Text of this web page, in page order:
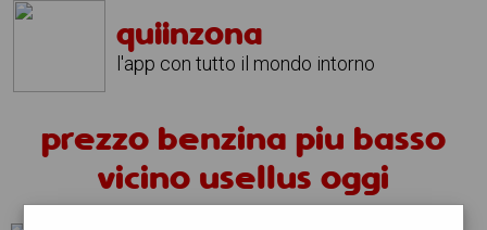
quiinzona
l'app con tutto il mondo intorno
prezzo benzina piu basso
vicino usellus oggi